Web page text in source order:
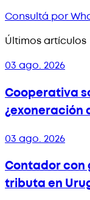
Consultá por
Últimos artículos
03 ago. 2026
Cooperativa
¿exoneración
03 ago. 2026
Contador con
tributa en